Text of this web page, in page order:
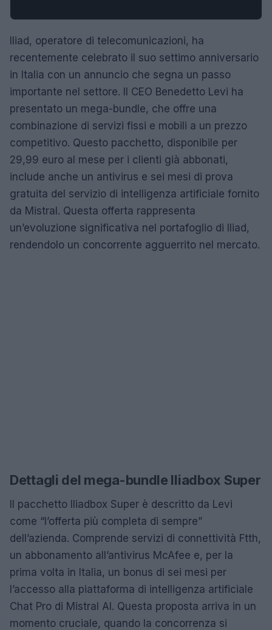
Iliad, operatore di telecomunicazioni, ha
recentemente celebrato il suo settimo anniversario
in Italia con un annuncio che segna un passo
importante nel settore. Il CEO Benedetto Levi ha
presentato un mega-bundle, che offre una
combinazione di servizi fissi e mobili a un prezzo
competitivo. Questo pacchetto, disponibile per
29,99 euro al mese per i clienti già abbonati,
include anche un antivirus e sei mesi di prova
gratuita del servizio di intelligenza artificiale fornito
da Mistral. Questa offerta rappresenta
un’evoluzione significativa nel portafoglio di Iliad,
rendendolo un concorrente agguerrito nel mercato.
Dettagli del mega-bundle Iliadbox Super
Il pacchetto Iliadbox Super è descritto da Levi
come “l’offerta più completa di sempre”
dell’azienda. Comprende servizi di connettività Ftth,
un abbonamento all’antivirus McAfee e, per la
prima volta in Italia, un bonus di sei mesi per
l’accesso alla piattaforma di intelligenza artificiale
Chat Pro di Mistral AI. Questa proposta arriva in un
momento cruciale, quando la concorrenza si